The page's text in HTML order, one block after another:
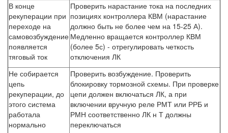
В конце
рекуперации при
переходе на
самовозбуждение
появляется
тяговый ток
Проверить нарастание тока на последних
позициях контроллера КВМ (нарастание
должно быть не более чем на 15-25 А).
Медленно вращается контроллер КВМ
(более 5с) - отрегулировать четкость
отключения ЛК
Не собирается
цепь
рекуперации, до
этого система
работала
нормально
Проверить возбуждение. Проверить
блокировку тормозной схемы. При проверке
цепи должен включаться ЛК, а при
включении вручную реле РМТ или РРБ и
РМН соответственно ЛК н Т должны
переключаться